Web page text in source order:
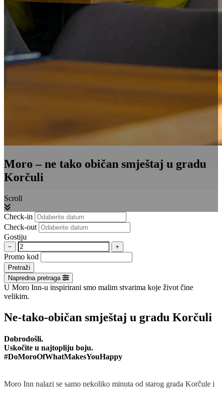
Moro – ne tako običan smještaj u gradu
Korčuli
Scroll
Check-in
Check-out
Gostiju
− +
Promo kod
Pretraži
Napredna pretraga
U Moro Inn-u inspirirani smo malim stvarima koje život čine
velikim.
Ne-tako-običan smještaj u gradu Korčuli
Dobrodošli.
Uskočite u najtopliju boju.
#DoMoroOfWhatMakesYouHappy
Moro Inn nalazi se samo nekoliko minuta od starog grada Korčule i